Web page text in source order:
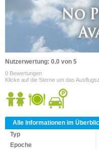
Nutzerwertung: 0.0 von 5
0 Bewertungen
Klicke auf die Sterne um das
Alle Informationen im
Typ
Epoche